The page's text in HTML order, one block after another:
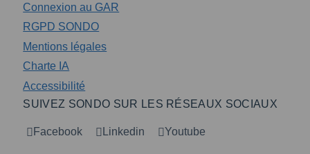
Connexion au GAR
RGPD SONDO
Mentions légales
Charte IA
Accessibilité
SUIVEZ SONDO SUR LES RÉSEAUX SOCIAUX
Facebook Linkedin Youtube